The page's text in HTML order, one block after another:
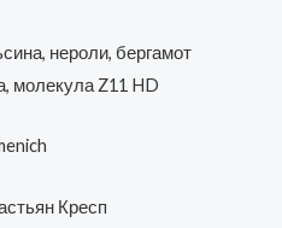
нероли, бергамот
молекула Z11 HD
Кресп